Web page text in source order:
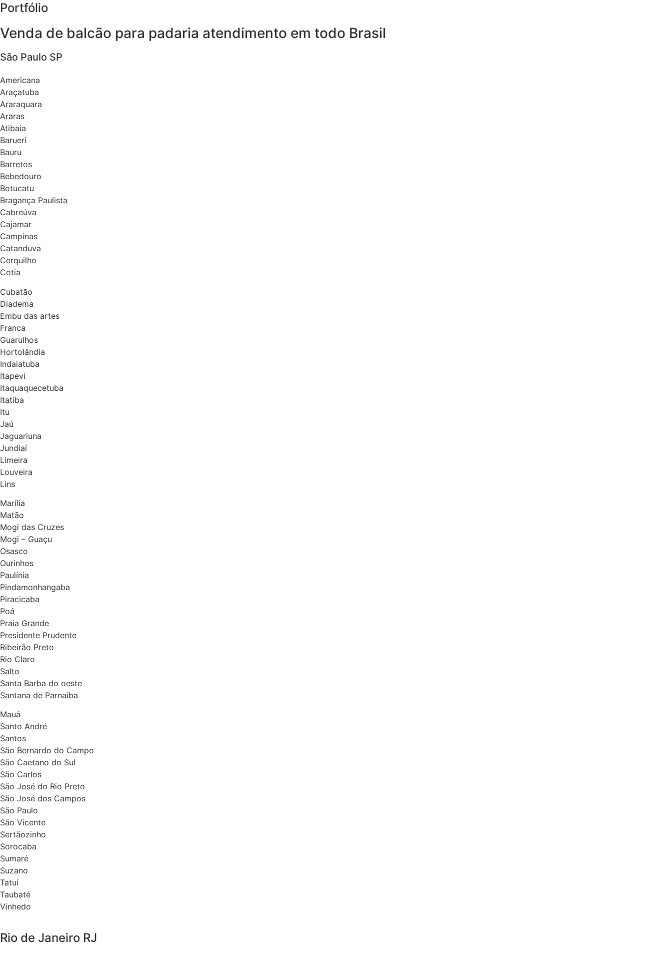
Portfólio
Venda de balcão para padaria atendimento em todo Brasil
São Paulo SP
Americana
Araçatuba
Araraquara
Araras
Atibaia
Barueri
Bauru
Barretos
Bebedouro
Botucatu
Bragança Paulista
Cabreúva
Cajamar
Campinas
Catanduva
Cerquilho
Cotia
Cubatão
Diadema
Embu das artes
Franca
Guarulhos
Hortolândia
Indaiatuba
Itapevi
Itaquaquecetuba
Itatiba
Itu
Jaú
Jaguariuna
Jundiaí
Limeira
Louveira
Lins
Marília
Matão
Mogi das Cruzes
Mogi – Guaçu
Osasco
Ourinhos
Paulínia
Pindamonhangaba
Piracicaba
Poá
Praia Grande
Presidente Prudente
Ribeirão Preto
Rio Claro
Salto
Santa Barba do oeste
Santana de Parnaiba
Mauá
Santo André
Santos
São Bernardo do Campo
São Caetano do Sul
São Carlos
São José do Rio Preto
São José dos Campos
São Paulo
São Vicente
Sertãozinho
Sorocaba
Sumaré
Suzano
Tatuí
Taubaté
Vinhedo
Rio de Janeiro RJ